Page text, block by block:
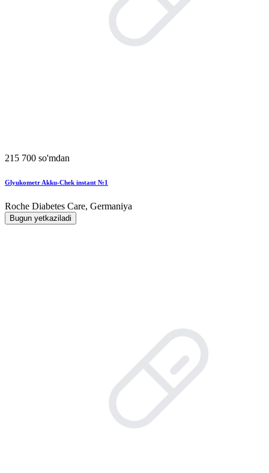
215 700 so'mdan
Glyukometr Akku-Chek instant №1
Roche Diabetes Care, Germaniya
Bugun yetkaziladi